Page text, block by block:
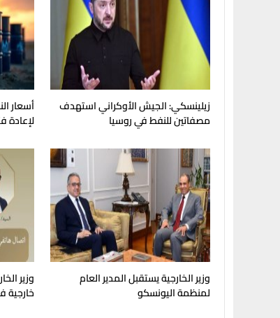
زيلينسكي: الجيش الأوكراني استهدف
مصفاتين للنفط في روسيا
أسعار
لإعادة
وزير الخارجية يستقبل المدير العام
لمنظمة اليونسكو
وزير
خارجية